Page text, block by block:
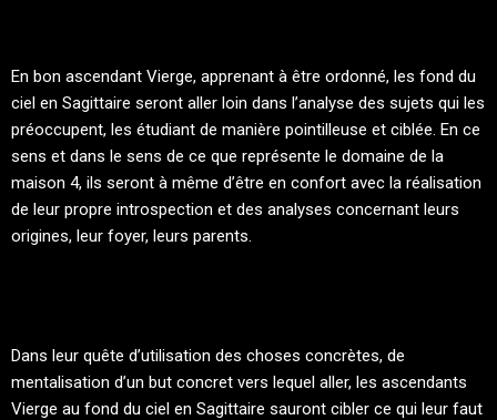
En bon ascendant Vierge, apprenant à être ordonné, les fond du
ciel en Sagittaire seront aller loin dans l’analyse des sujets qui les
préoccupent, les étudiant de manière pointilleuse et ciblée. En ce
sens et dans le sens de ce que représente le domaine de la
maison 4, ils seront à même d’être en confort avec la réalisation
de leur propre introspection et des analyses concernant leurs
origines, leur foyer, leurs parents.
Dans leur quête d’utilisation des choses concrètes, de
mentalisation d’un but concret vers lequel aller, les ascendants
Vierge au fond du ciel en Sagittaire sauront cibler ce qui leur faut